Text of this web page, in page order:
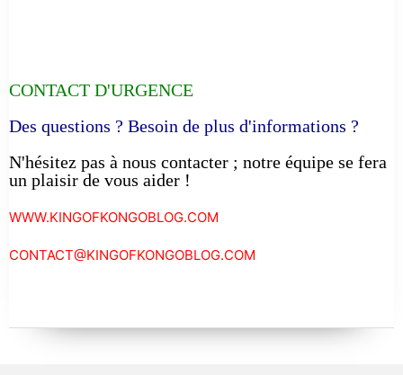
CONTACT D'URGENCE
Des questions ? Besoin de plus d'informations ?
N'hésitez pas à nous contacter ; notre équipe se fera
un plaisir de vous aider !
WWW.KINGOFKONGOBLOG.COM
CONTACT@KINGOFKONGOBLOG.COM